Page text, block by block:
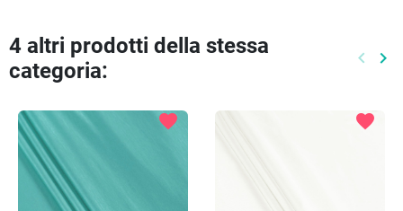
4 altri prodotti della stessa
categoria:
keyboard_arrow_left keyboard_arrow_right
favorite favorite